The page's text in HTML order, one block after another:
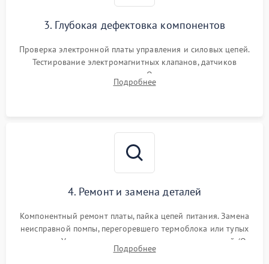
3. Глубокая дефектовка компонентов
Проверка электронной платы управления и силовых цепей.
Тестирование электромагнитных клапанов, датчиков
температуры и расходомера. Оценка степени износа
жерновов кофемолки, уплотнительных колец гидросистемы
Подробнее
4. Ремонт и замена деталей
Компонентный ремонт платы, пайка цепей питания. Замена
неисправной помпы, перегоревшего термоблока или тупых
жерновов. Установка новых силиконовых уплотнителей (O-
ring) и тефлоновых трубок для надежного устранения
Подробнее